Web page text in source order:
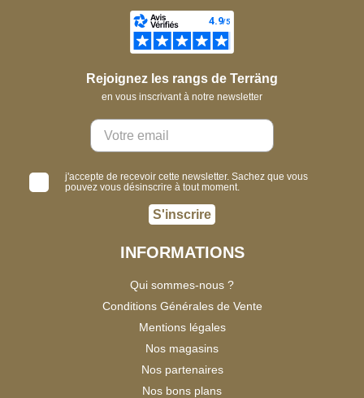
Rejoignez les rangs de Terräng
en vous inscrivant à notre newsletter
j'accepte de recevoir cette newsletter. Sachez que vous
pouvez vous désinscrire à tout moment.
S'inscrire
INFORMATIONS
Qui sommes-nous ?
Conditions Générales de Vente
Mentions légales
Nos magasins
Nos partenaires
Nos bons plans